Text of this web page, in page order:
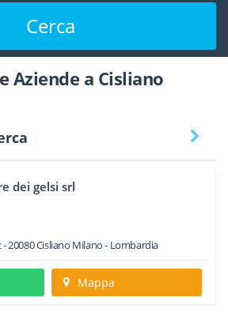
Cerca
Aziende a Cisliano
dei gelsi srl
-20080Cisliano Milano - Lombardia
Mappa